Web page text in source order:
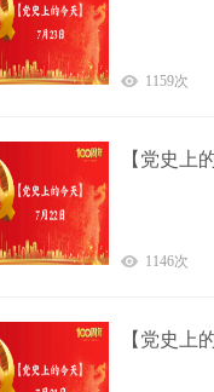
1159次
【党史上
1146次
【党史上